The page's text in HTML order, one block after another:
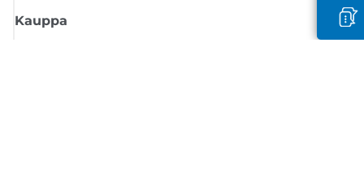
Kauppa